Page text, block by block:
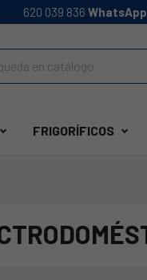
620 039 836 WhatsApp
FRIGORÍFICOS